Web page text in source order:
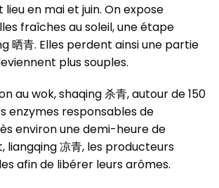
en mai et juin. On expose
fraîches au soleil, une étape
晒青. Elles perdent ainsi une partie
plus souples.
au wok, shaqing 杀青, autour de 150
enzymes responsables de
environ une demi-heure de
liangqing 凉青, les producteurs
afin de libérer leurs arômes.